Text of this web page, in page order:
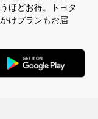
ほどお得。トヨタ
けプランもお届